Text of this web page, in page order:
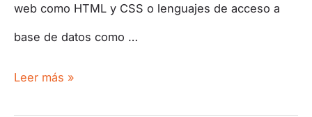
web como HTML y CSS o lenguajes de acceso a
base de datos como …
Leer más »